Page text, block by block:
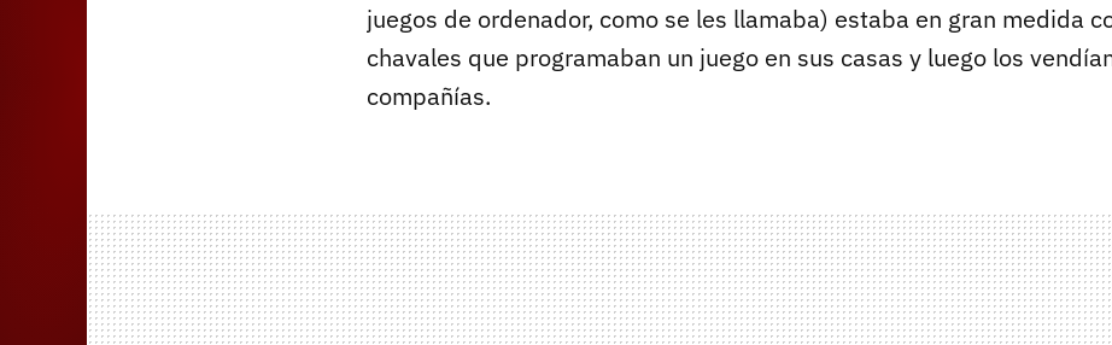
juegos de ordenador, como se les llamaba) estaba en gran medida
chavales que programaban un juego en sus casas y luego los
compañías.